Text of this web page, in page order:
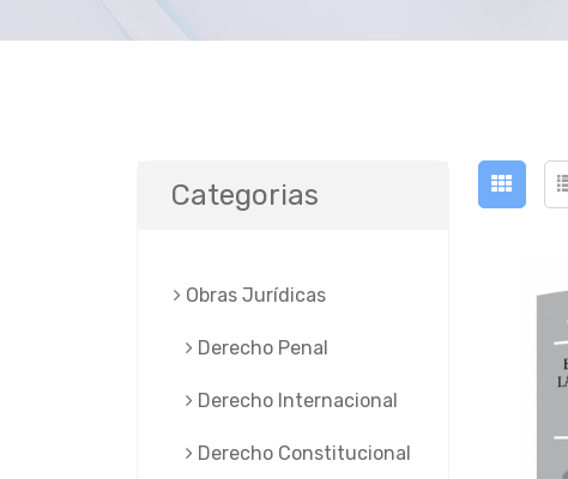
Categorias
Obras Jurí­dicas
Derecho Penal
Derecho Internacional
Derecho Constitucional